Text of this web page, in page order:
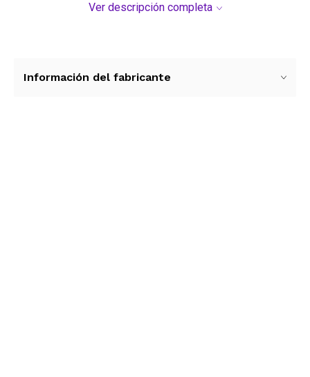
Su diseño compacto y ligero de apenas 80
requiere la instalación de controladores
Ver descripción completa
Información del fabricante